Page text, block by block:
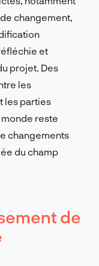
changement,
et
projet. Des
les
les parties
reste
changements
du champ
de